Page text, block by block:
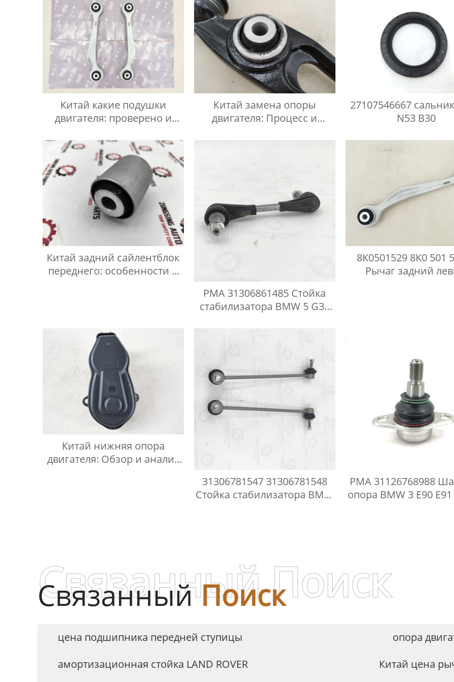
Китай какие подушки
двигателя: проверено и
Китай замена опоры
двигателя: Процесс и
27107546667
N53 B30
Китай задний сайлентблок
переднего: особенности и
PMA 31306861485 Стойка
стабилизатора BMW 5 G30
8K0501529 8K0 501
Рычаг задний
Китай нижняя опора
двигателя: Обзор и анализ
31306781547 31306781548
Стойка стабилизатора BMW
PMA 31126768988
опора BMW 3 E90 E91
СвязанныйПоиск
Связанный Поиск
цена подшипника передней ступицы
опора
амортизационная стойка LAND ROVER
Китай цена